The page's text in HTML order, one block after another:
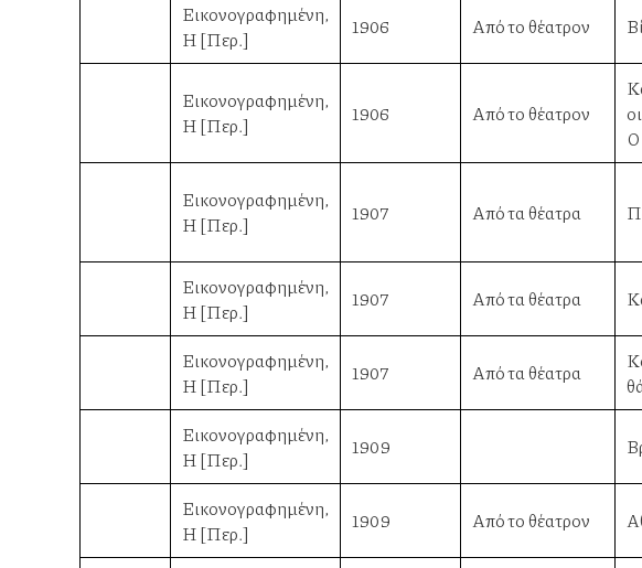
Εικονογραφημένη,
Η [Περ.]
1906 Από το θέατρον
Εικονογραφημένη,
Η [Περ.]
1906 Από το θέατρον
Ο
Εικονογραφημένη,
Η [Περ.]
1907 Από τα θέατρα
Εικονογραφημένη,
Η [Περ.]
1907 Από τα θέατρα
Εικονογραφημένη,
Η [Περ.]
1907 Από τα θέατρα
Εικονογραφημένη,
Η [Περ.]
1909
Εικονογραφημένη,
Η [Περ.]
1909 Από το θέατρον